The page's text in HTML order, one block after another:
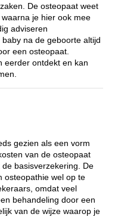
De osteopaat weet
je hier ook mee
adviseren
na de geboorte altijd
een osteopaat.
eerder ontdekt en kan
gezien als een vorm
van de osteopaat
basisverzekering. De
osteopathie wel op te
omdat veel
behandeling door een
van de wijze waarop je